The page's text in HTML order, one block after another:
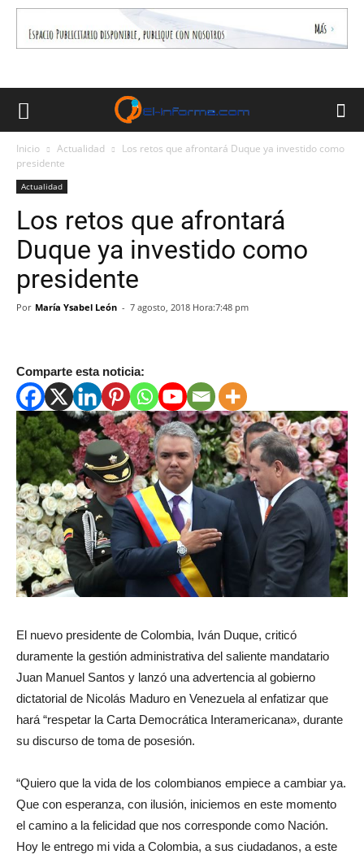
Inicio Actualidad
Los retos que afrontará Duque ya investido como
presidente
Actualidad
Los retos que afrontará
Duque ya investido como
presidente
Por María Ysabel León - 7 agosto, 2018 Hora:7:48 pm
Comparte esta noticia:
El nuevo presidente de Colombia, Iván Duque, criticó
duramente la gestión administrativa del saliente mandatario
Juan Manuel Santos y lanzó una advertencia al gobierno
dictatorial de Nicolás Maduro en Venezuela al enfatizar que
hará “respetar la Carta Democrática Interamericana», durante
su discurso de toma de posesión.
“Quiero que la vida de los colombianos empiece a cambiar ya.
Que con esperanza, con ilusión, iniciemos en este momento
el camino a la felicidad que nos corresponde como Nación.
Hoy le entrego mi vida a Colombia, a sus ciudadanos, a este